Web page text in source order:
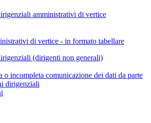
amministrativi di vertice
di vertice - in formato tabellare
(dirigenti non generali)
o incompleta comunicazione dei dati da parte
dirigenziali